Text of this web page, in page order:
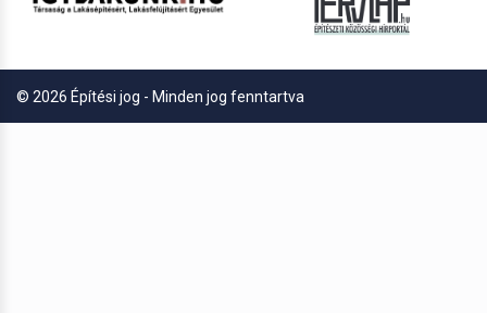
© 2026 Építési jog - Minden jog fenntartva